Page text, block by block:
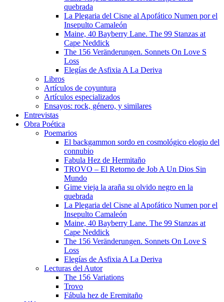
quebrada
La Plegaria del Cisne al Apofático Numen por el
Insepulto Camaleón
Maine, 40 Bayberry Lane. The 99 Stanzas at
Cape Neddick
The 156 Veränderungen. Sonnets On Love S
Loss
Elegías de Asfixia A La Deriva
Libros
Artículos de coyuntura
Artículos especializados
Ensayos: rock, género, y similares
Entrevistas
Obra Poética
Poemarios
El backgammon sordo en cosmológico elogio del
connubio
Fabula Hez de Hermitaño
TROVO – El Retorno de Job A Un Dios Sin
Mundo
Gime vieja la araña su olvido negro en la
quebrada
La Plegaria del Cisne al Apofático Numen por el
Insepulto Camaleón
Maine, 40 Bayberry Lane. The 99 Stanzas at
Cape Neddick
The 156 Veränderungen. Sonnets On Love S
Loss
Elegías de Asfixia A La Deriva
Lecturas del Autor
The 156 Variations
Trovo
Fábula hez de Eremitaño